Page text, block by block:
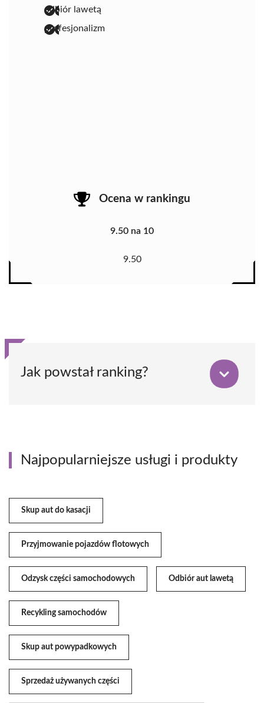
odbiór lawetą
profesjonalizm
Ocena w rankingu
9.50 na 10
9.50
Jak powstał ranking?
Najpopularniejsze usługi i produkty
Skup aut do kasacji
Przyjmowanie pojazdów flotowych
Odzysk części samochodowych Odbiór aut lawetą
Recykling samochodów
Skup aut powypadkowych
Sprzedaż używanych części